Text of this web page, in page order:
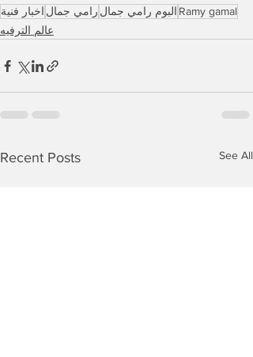
اخبار فنية رامي جمال البوم رامي جمال Ramy gamal
عالم الترفيه
Recent Posts See All